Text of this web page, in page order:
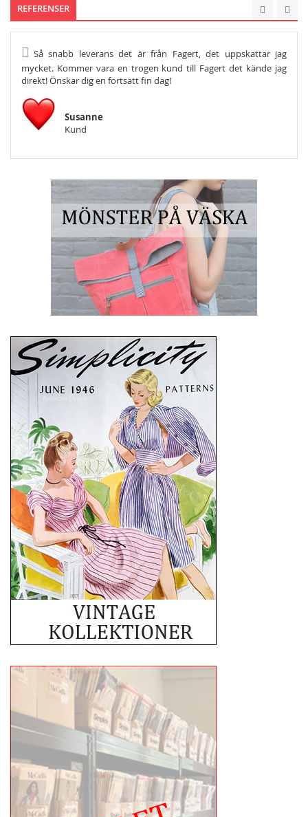
REFERENSER
Så snabb leverans det är från Fagert, det uppskattar jag
mycket. Kommer vara en trogen kund till Fagert det kände jag
direkt! Önskar dig en fortsatt fin dag!
Susanne
Kund